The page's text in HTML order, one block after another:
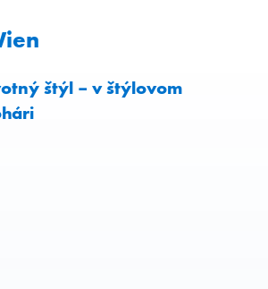
štýl – v štýlovom